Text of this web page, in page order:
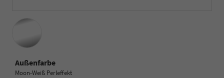
Außenfarbe
Moon-Weiß Perleffekt